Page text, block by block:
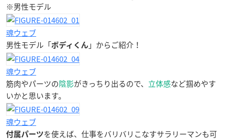
※男性モデル
魂ウェブ
男性モデル「ボディくん 」からご紹介！
魂ウェブ
筋肉やパーツの陰影がきっちり出るので、 立体感など掴めやす
いかと思います。
魂ウェブ
付属パーツを使えば、仕事をバリバリこなすサラリーマンも可